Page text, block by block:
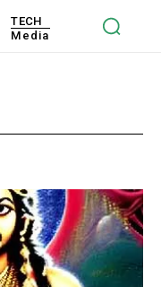
TECH
Media